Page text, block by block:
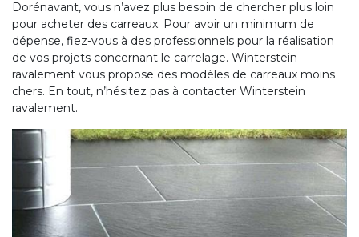
Dorénavant, vous n’avez plus besoin de chercher plus loin
pour acheter des carreaux. Pour avoir un minimum de
dépense, fiez-vous à des professionnels pour la réalisation
de vos projets concernant le carrelage. Winterstein
ravalement vous propose des modèles de carreaux moins
chers. En tout, n’hésitez pas à contacter Winterstein
ravalement.